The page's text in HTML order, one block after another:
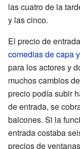
las cuatro de la
y las cinco.
El precio de
comedias de capa
para los actores y
muchos cambios
precio podía subir
de entrada, se
balcones. Si la
entrada costaba
precios de